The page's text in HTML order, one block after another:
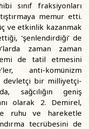
sınıf fraksiyonları
memur etti.
ve etkinlik kazanmak
‘şenlendirdiği’ de
zaman zaman
de tatil etmesini
anti-komünizm
devletçi bir milliyetçi-
sağcılığın geniş
olarak 2. Demirel,
ruhu ve hareketle
tecrübesini de